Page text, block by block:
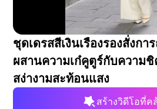
เครื่องมือฟรี
ชุดเดรสสีเงินเรืองรองสั่งก
ผสานความเก๋คูตูร์กับความ
สง่างามสะท้อนแสง
สร้างวิดีโอที่ค